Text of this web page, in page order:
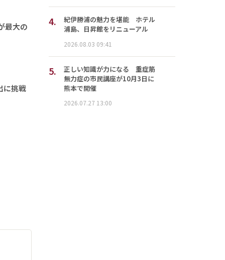
最大の
に挑戦
4.
紀伊勝浦の魅力を堪能 ホテル
浦島、日昇館をリニューアル
2026.08.03 09:41
5.
正しい知識が力になる 重症筋
無力症の市民講座が10月3日に
熊本で開催
2026.07.27 13:00